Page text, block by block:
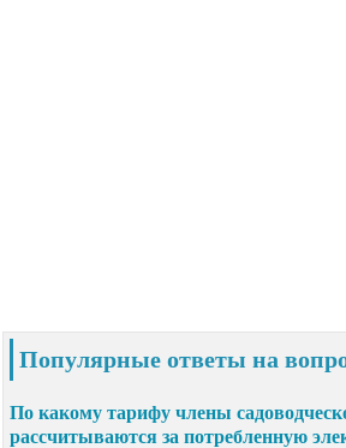
Популярные ответы на
По какому тарифу члены
рассчитываются за потребленную